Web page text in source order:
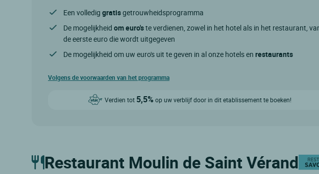
Een volledig gratisgetrouwheidsprogramma
De mogelijkheid om euro'ste verdienen, zowel in het hotel als in het restaurant,
de eerste euro die wordt uitgegeven
De mogelijkheid om uw euro's uit te geven in al onze hotels en restaurants
Volgens de voorwaarden van het programma
Verdien tot 5,5% op uw verblijf door in dit etablissement te boeken!
Restaurant Moulin de Saint Vérand